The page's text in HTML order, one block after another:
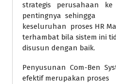
strategis perusahaan ke
pentingnya sehingga
keseluruhan proses HR
terhambat bila sistem ini
disusun dengan baik.
Penyusunan Com-Ben
efektif merupakan proses